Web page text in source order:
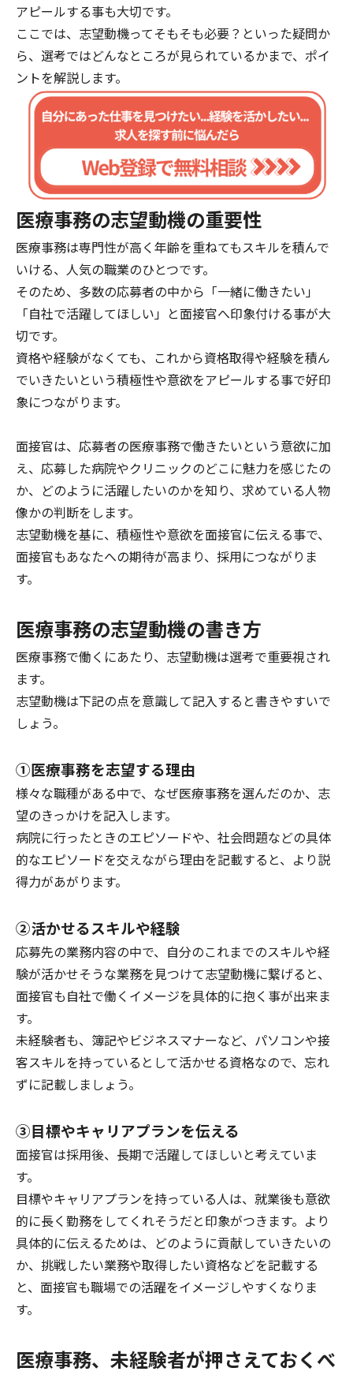
アピールする事も大切です。
ここでは、志望動機ってそもそも必要？といった疑問か
ら、選考ではどんなところが見られているかまで、ポイ
ントを解説します。
医療事務の志望動機の重要性
医療事務は専門性が高く年齢を重ねてもスキルを積んで
いける、人気の職業のひとつです。
そのため、多数の応募者の中から「一緒に働きたい」
「自社で活躍してほしい」と面接官へ印象付ける事が大
切です。
資格や経験がなくても、これから資格取得や経験を積ん
でいきたいという積極性や意欲をアピールする事で好印
象につながります。
面接官は、応募者の医療事務で働きたいという意欲に加
え、応募した病院やクリニックのどこに魅力を感じたの
か、どのように活躍したいのかを知り、 求めている人物
像かの判断をします。
志望動機を基に、積極性や意欲を面接官に伝える事で、
面接官もあなたへの期待が高まり、採用につながりま
す。
医療事務の志望動機の書き方
医療事務で働くにあたり、志望動機は選考で重要視され
ます。
志望動機は下記の点を意識して記入すると書きやすいで
しょう。
①医療事務を志望する理由
様々な職種がある中で、なぜ医療事務を選んだのか、志
望のきっかけを記入します。
病院に行ったときのエピソードや、社会問題などの具体
的なエピソードを交えながら理由を記載すると、より説
得力があがります。
②活かせるスキルや経験
応募先の業務内容の中で、自分のこれまでのスキルや経
験が活かせそうな業務を見つけて志望動機に繋げると、
面接官も自社で働くイメージを具体的に抱く事が出来ま
す。
未経験者も、簿記やビジネスマナーなど、パソコンや接
客スキルを持っているとして活かせる資格なので、忘れ
ずに記載しましょう。
③目標やキャリアプランを伝える
面接官は採用後、長期で活躍してほしいと考えていま
す。
目標やキャリアプランを持っている人は、就業後も意欲
的に長く勤務をしてくれそうだと印象がつきます。より
具体的に伝えるためは、どのように貢献していきたいの
か、挑戦したい業務や取得したい資格などを記載する
と、面接官も職場での活躍をイメージしやすくなりま
す。
医療事務、未経験者が押さえておくべ